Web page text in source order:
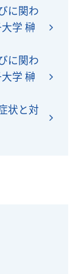
に関わ
学 榊
に関わ
学 榊
状と対